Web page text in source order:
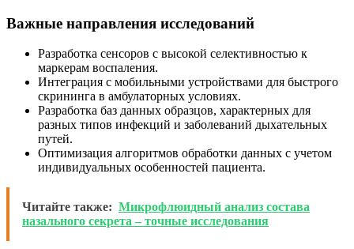
Важные направления исследований
Разработка сенсоров с высокой селективностью к
маркерам воспаления.
Интеграция с мобильными устройствами для быстрого
скрининга в амбулаторных условиях.
Разработка баз данных образцов, характерных для
разных типов инфекций и заболеваний дыхательных
путей.
Оптимизация алгоритмов обработки данных с учетом
индивидуальных особенностей пациента.
Читайте также: Микрофлюидный анализ состава
назального секрета – точные исследования